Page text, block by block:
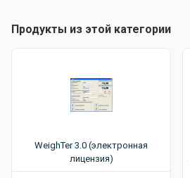
Продукты из этой категории
WeighTer 3.0 (электронная
лицензия)